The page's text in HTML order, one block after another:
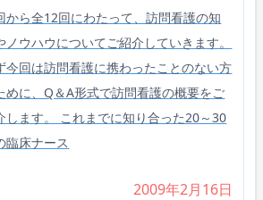
から全12回にわたって、訪問看護の知
ノウハウについてご紹介していきます。
今回は訪問看護に携わったことのない方
めに、Q＆A形式で訪問看護の概要をご
します。 これまでに知り合った20～30
臨床ナース
2009年2月16日